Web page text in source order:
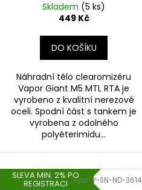
Skladem (5 ks)
449 Kč
DO KOŠÍKU
Náhradní tělo clearomizéru
Vapor Giant M5 MTL RTA je
vyrobeno z kvalitní nerezové
oceli. Spodní část s tankem je
vyrobena z odolného
polyéterimidu...
SLEVA MIN. 2% PO
REGISTRACI Kód:V-SN-ND-3614